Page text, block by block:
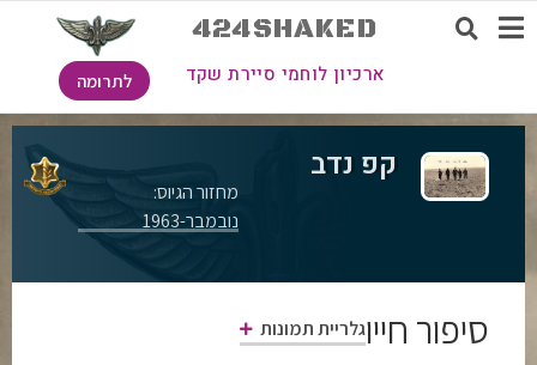
424SHAKED
ארכיון לוחמי סיירת שקד לתרומה
קפ נדב
מחזור הגיוס:
נובמבר-1963
סיפור חייוגלריית תמונות